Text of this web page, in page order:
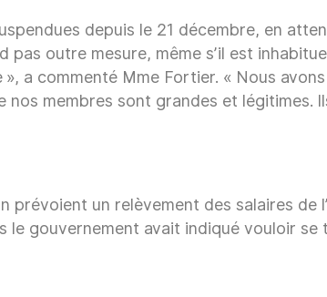
depuis le 21 décembre, en
outre mesure, même s’il est
a commenté Mme Fortier. « Nous
membres sont grandes et légitimes.
un relèvement des salaires de
le gouvernement avait indiqué vouloir se